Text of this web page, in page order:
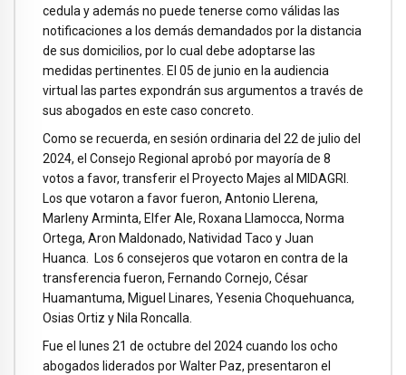
cedula y además no puede tenerse como válidas las
notificaciones a los demás demandados por la distancia
de sus domicilios, por lo cual debe adoptarse las
medidas pertinentes. El 05 de junio en la audiencia
virtual las partes expondrán sus argumentos a través de
sus abogados en este caso concreto.
Como se recuerda, en sesión ordinaria del 22 de julio del
2024, el Consejo Regional aprobó por mayoría de 8
votos a favor, transferir el Proyecto Majes al MIDAGRI.
Los que votaron a favor fueron, Antonio Llerena,
Marleny Arminta, Elfer Ale, Roxana Llamocca, Norma
Ortega, Aron Maldonado, Natividad Taco y Juan
Huanca. Los 6 consejeros que votaron en contra de la
transferencia fueron, Fernando Cornejo, César
Huamantuma, Miguel Linares, Yesenia Choquehuanca,
Osias Ortiz y Nila Roncalla.
Fue el lunes 21 de octubre del 2024 cuando los ocho
abogados liderados por Walter Paz, presentaron el